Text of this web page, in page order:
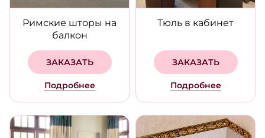
Римские шторы на
балкон
ЗАКАЗАТЬ
Подробнее
Тюль в кабинет
ЗАКАЗАТЬ
Подробнее